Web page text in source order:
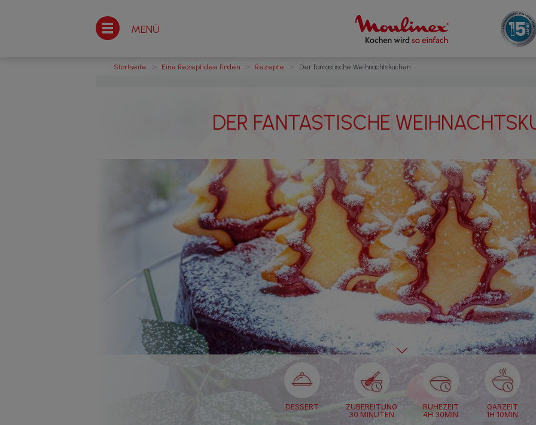
MENÜ
Startseite > Eine Rezeptidee finden Rezepte Der fantastische Weihnachtskuchen
DER FANTASTISCHE
DESSERT
ZUBEREITUNG
30 MINUTEN
RUHEZEIT
4H 30MIN
GARZEIT
1H 10MIN